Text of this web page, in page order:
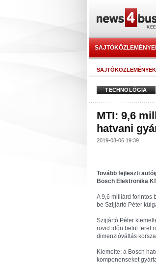
SAJTÓKÖZLEMÉNYEK
TECHNOLÓGIA
MTI: 9,6
hatvani
2019-03-06 19:39 |
Tovább fejleszti
Bosch Elektronika
A 9,6 milliárd forintos
be Szijjártó Péter
Szijjártó Péter
rövid időn belül teret
dimenzióváltás
Kiemelte: a Bosch
komponenseket